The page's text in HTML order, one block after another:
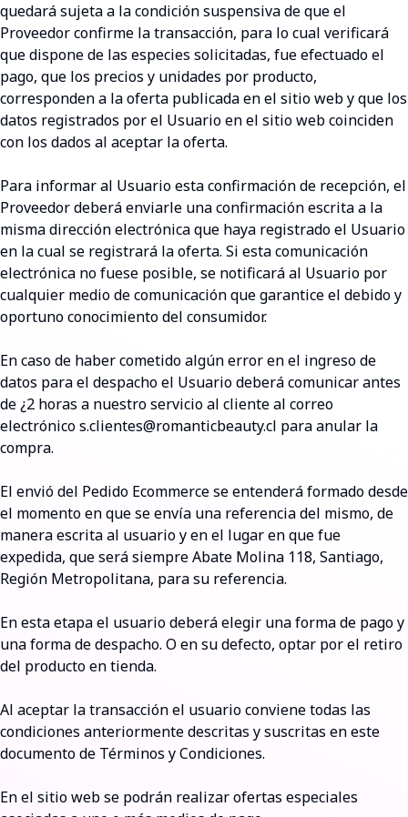
quedará sujeta a la condición suspensiva de que el
Proveedor confirme la transacción, para lo cual verificará
que dispone de las especies solicitadas, fue efectuado el
pago, que los precios y unidades por producto,
corresponden a la oferta publicada en el sitio web y que los
datos registrados por el Usuario en el sitio web coinciden
con los dados al aceptar la oferta.
Para informar al Usuario esta confirmación de recepción, el
Proveedor deberá enviarle una confirmación escrita a la
misma dirección electrónica que haya registrado el Usuario
en la cual se registrará la oferta. Si esta comunicación
electrónica no fuese posible, se notificará al Usuario por
cualquier medio de comunicación que garantice el debido y
oportuno conocimiento del consumidor.
En caso de haber cometido algún error en el ingreso de
datos para el despacho el Usuario deberá comunicar antes
de ¿2 horas a nuestro servicio al cliente al correo
electrónico s.clientes@romanticbeauty.cl para anular la
compra.
El envió del Pedido Ecommerce se entenderá formado desde
el momento en que se envía una referencia del mismo, de
manera escrita al usuario y en el lugar en que fue
expedida, que será siempre Abate Molina 118, Santiago,
Región Metropolitana, para su referencia.
En esta etapa el usuario deberá elegir una forma de pago y
una forma de despacho. O en su defecto, optar por el retiro
del producto en tienda.
Al aceptar la transacción el usuario conviene todas las
condiciones anteriormente descritas y suscritas en este
documento de Términos y Condiciones.
En el sitio web se podrán realizar ofertas especiales